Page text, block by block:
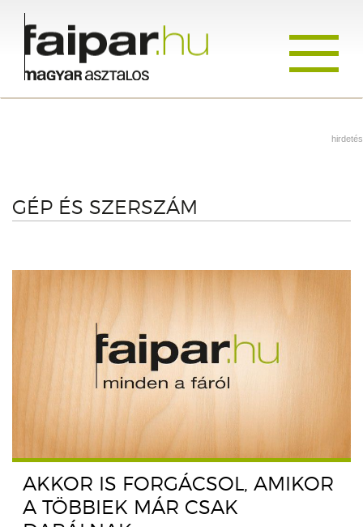
hirdetés
GÉP ÉS SZERSZÁM
AKKOR IS FORGÁCSOL, AMIKOR
A TÖBBIEK MÁR CSAK